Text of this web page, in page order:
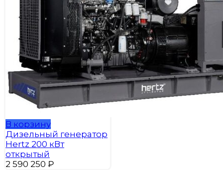
В корзину
Дизельный генератор
Hertz 200 кВт
открытый
2 590 250 ₽